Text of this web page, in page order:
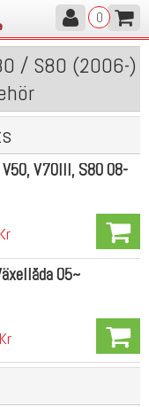
0
/ S80 (2006-)
V70III, S80 08-
05~